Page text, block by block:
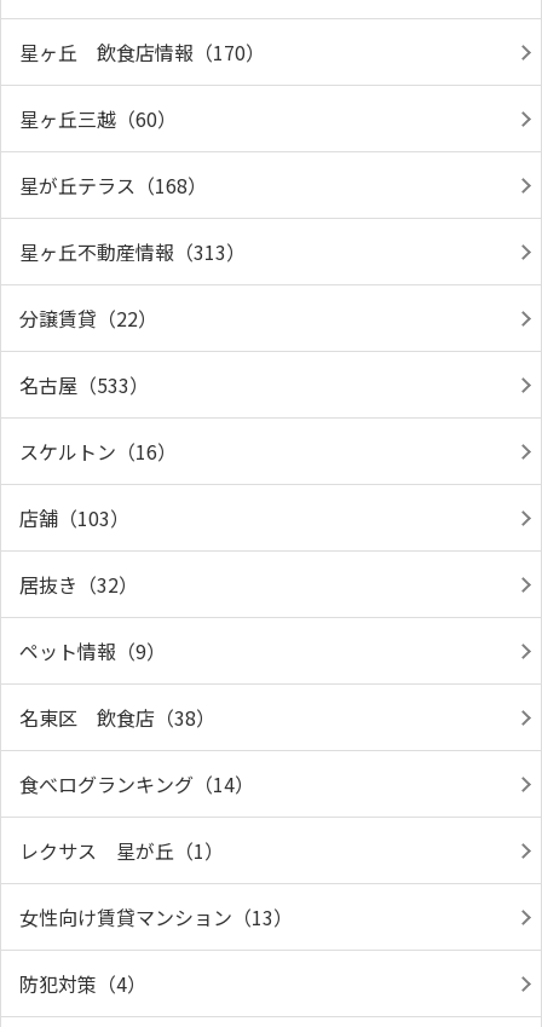
星ヶ丘 飲食店情報（170）
星ヶ丘三越（60）
星が丘テラス（168）
星ヶ丘不動産情報（313）
分譲賃貸（22）
名古屋（533）
スケルトン（16）
店舗（103）
居抜き（32）
ペット情報（9）
名東区 飲食店（38）
食べログランキング（14）
レクサス 星が丘（1）
女性向け賃貸マンション（13）
防犯対策（4）